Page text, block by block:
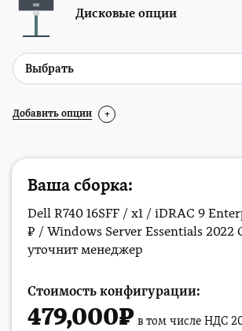
Дисковые опции
Добавить опции +
Ваша сборка:
Dell R740 16SFF / x1 / iDRAC 9
₽ / Windows Server Essentials 2022
уточнит менеджер
Стоимость конфигурации:
479,000₽ в том числе НДС